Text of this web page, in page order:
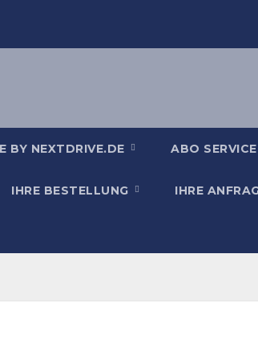
BY NEXTDRIVE.DE ABO SERVICE
IHRE BESTELLUNG IHRE